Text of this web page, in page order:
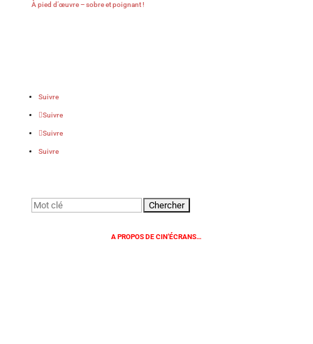
À pied d’œuvre – sobre et poignant !
Suivre
Suivre
Suivre
Suivre
Rechercher:
A PROPOS DE CIN’ÉCRANS…